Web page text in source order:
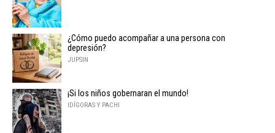
¿Cómo puedo acompañar a una persona con
depresión?
JUPSIN
¡Si los niños gobernaran el mundo!
IDÍGORAS Y PACHI